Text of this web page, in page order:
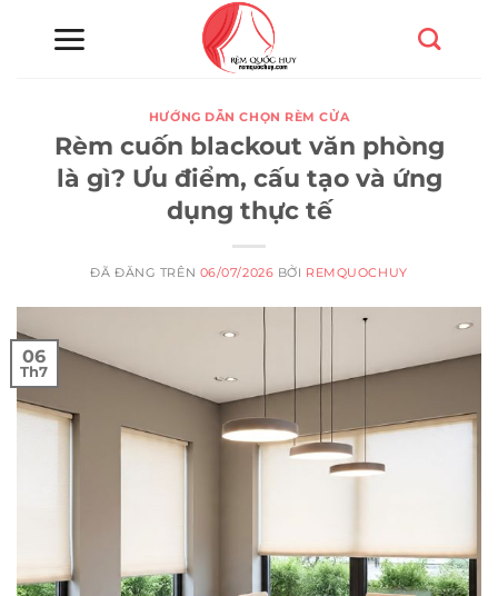
HƯỚNG DẪN CHỌN RÈM CỬA
Rèm cuốn blackout văn phòng
là gì? Ưu điểm, cấu tạo và ứng
dụng thực tế
ĐÃ ĐĂNG TRÊN 06/07/2026 BỞI REMQUOCHUY
06
Th7